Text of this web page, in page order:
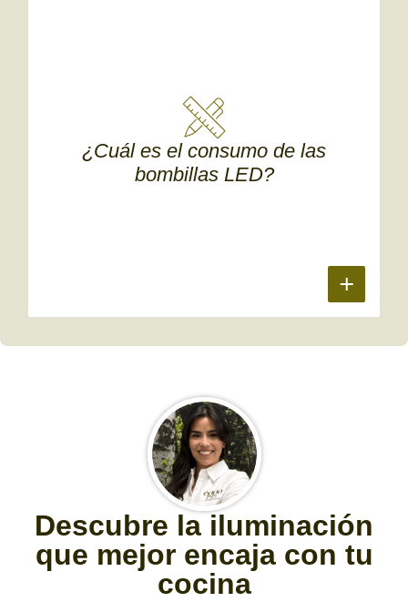
¿Cuál es el consumo de las
bombillas LED?
Descubre la iluminación
que mejor encaja con tu
cocina